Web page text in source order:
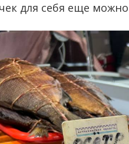
для себя еще